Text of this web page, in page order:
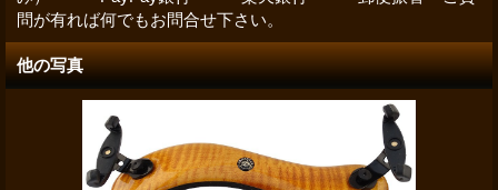
問が有れば何でもお問合せ下さい。
他の写真